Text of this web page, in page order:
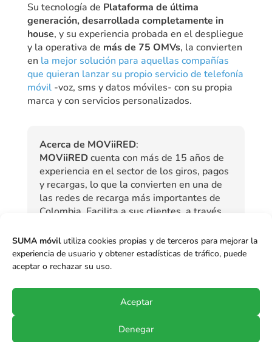
SUMA móvilutiliza cookies propias y de terceros para mejorar la
experiencia de usuario y obtener estadísticas de tráfico, puede
aceptar o rechazar su uso.
Aceptar
Denegar
Su tecnología de Plataforma de última
generación, desarrollada completamente in
house, y su experiencia probada en el despliegue
y la operativa de más de 75 OMVs, la convierten
en la mejor solución para aquellas compañías
que quieran lanzar su propio servicio de telefonía
móvil-voz, sms y datos móviles- con su propia
marca y con servicios personalizados.
Acerca de MOViiRED:
MOViiREDcuenta con más de 15 años de
experiencia en el sector de los giros, pagos
y recargas, lo que la convierten en una de
las redes de recarga más importantes de
Colombia. Facilita a sus clientes, a través
MOViiREDsoluciones como recargas de
celular, pago de facturas se servicios
públicos y privados, etc.